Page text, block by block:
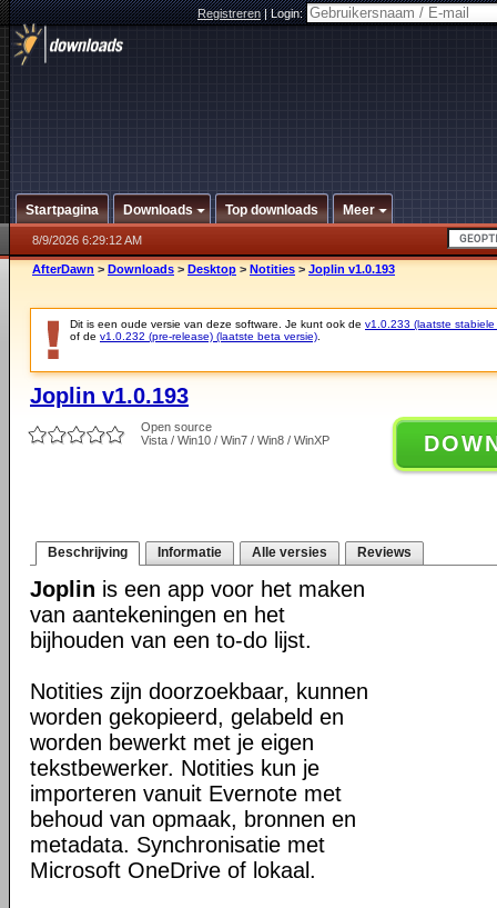
Registreren|Login:
Startpagina Downloads Top downloads Meer
8/9/2026 6:29:12 AM
AfterDawn > Downloads > Desktop > Notities > Joplin v1.0.193
Dit is een oude versie van deze software. Je kunt ook de v1.0.233 (laatste stabiele
of de v1.0.232 (pre-release) (laatste beta versie)
Joplin v1.0.193
Open source
Vista / Win10 / Win7 / Win8 / WinXP
Beschrijving Informatie Alle versies Reviews
Joplin is een app voor het maken
van aantekeningen en het
bijhouden van een to-do lijst.
Notities zijn doorzoekbaar, kunnen
worden gekopieerd, gelabeld en
worden bewerkt met je eigen
tekstbewerker. Notities kun je
importeren vanuit Evernote met
behoud van opmaak, bronnen en
metadata. Synchronisatie met
Microsoft OneDrive of lokaal.